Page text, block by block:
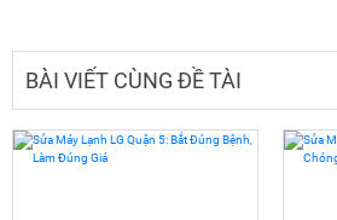
BÀI VIẾT CÙNG ĐỀ TÀI